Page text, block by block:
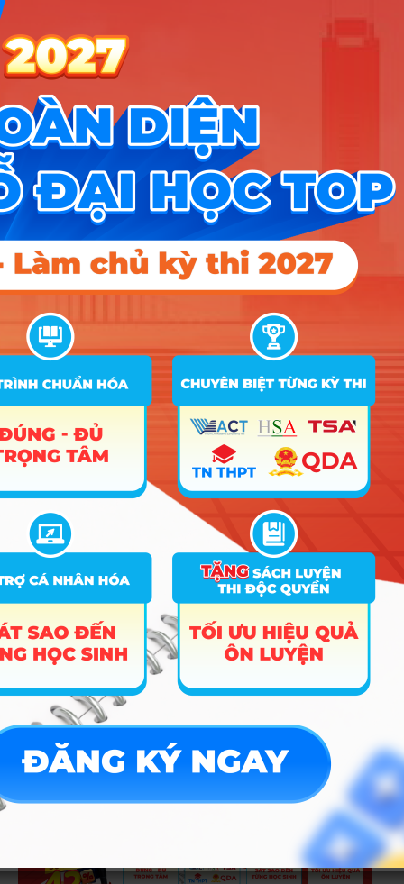
Nhóm KHXH&NV - Luật
Nhóm Khoa học & Công nghệ
thông tin
2 ngành |
Nhóm Y dược & Chăm sóc Sức
khỏe
2 ngành |Xem chi tiết
Nhóm Công an - Quân đội 1 ngành |Xem chi tiết
Nhóm Ngôn ngữ & Văn hóa 1 ngành |Xem chi tiết
Nhóm Truyền thông - Marketing 1 ngành | Xem chi tiết
Học viện Công an Nhân dân điểm chuẩn 2026: Cập nhật mới nhất
Điểm sàn các trường công an năm 2026
CÔNG CỤ TRA CỨU
➜Trắc nghiệm MBTI
➜
Đề án tuyển sinh
➜ Tra cứu tổ hợp môn
Quy đổi điểm thi
➜Điểm chuẩn Đại học
Xếp hạng điểm thi